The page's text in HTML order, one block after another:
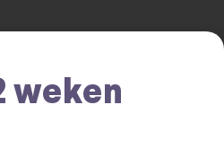
weken